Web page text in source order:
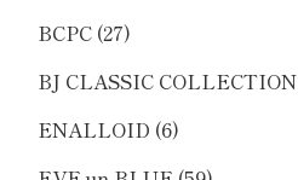
BCPC (27)
BJ CLASSIC COLLECTION
ENALLOID (6)